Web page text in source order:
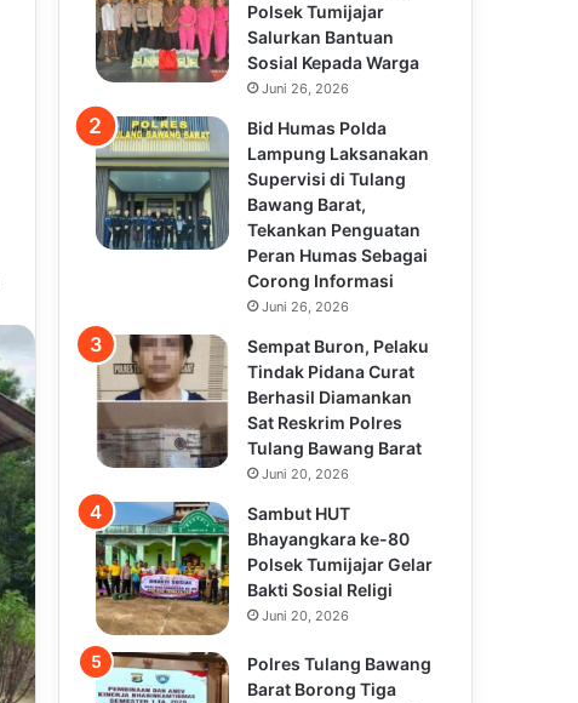
Polsek Tumijajar
Salurkan Bantuan
Sosial Kepada Warga
Juni 26, 2026
Bid Humas Polda
Lampung Laksanakan
Supervisi di Tulang
Bawang Barat,
Tekankan Penguatan
Peran Humas Sebagai
Corong Informasi
Juni 26, 2026
Sempat Buron, Pelaku
Tindak Pidana Curat
Berhasil Diamankan
Sat Reskrim Polres
Tulang Bawang Barat
Juni 20, 2026
Sambut HUT
Bhayangkara ke-80
Polsek Tumijajar Gelar
Bakti Sosial Religi
Juni 20, 2026
Polres Tulang Bawang
Barat Borong Tiga